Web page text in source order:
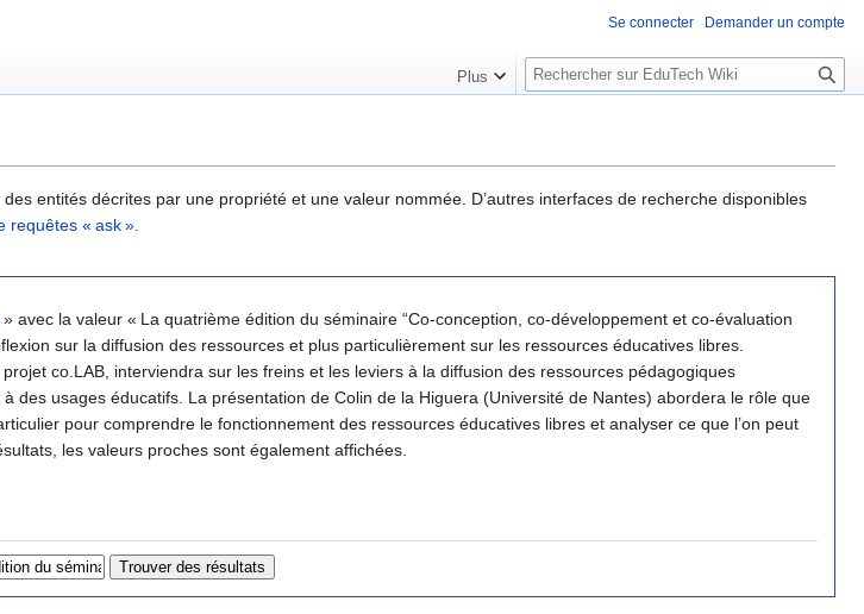
entités décrites par une propriété et une valeur nommée. D’autres interfaces de recherche disponibles
requêtes « ask ».
» avec la valeur « La quatrième édition du séminaire “Co-conception, co-développement et co-évaluation
sur la diffusion des ressources et plus particulièrement sur les ressources éducatives libres.
co.LAB, interviendra sur les freins et les leviers à la diffusion des ressources pédagogiques
des usages éducatifs. La présentation de Colin de la Higuera (Université de Nantes) abordera le rôle que
pour comprendre le fonctionnement des ressources éducatives libres et analyser ce que l’on peut
a que quelques résultats, les valeurs proches sont également affichées.
Se connecter Demander un compte
Plus
R
e
e
r
r